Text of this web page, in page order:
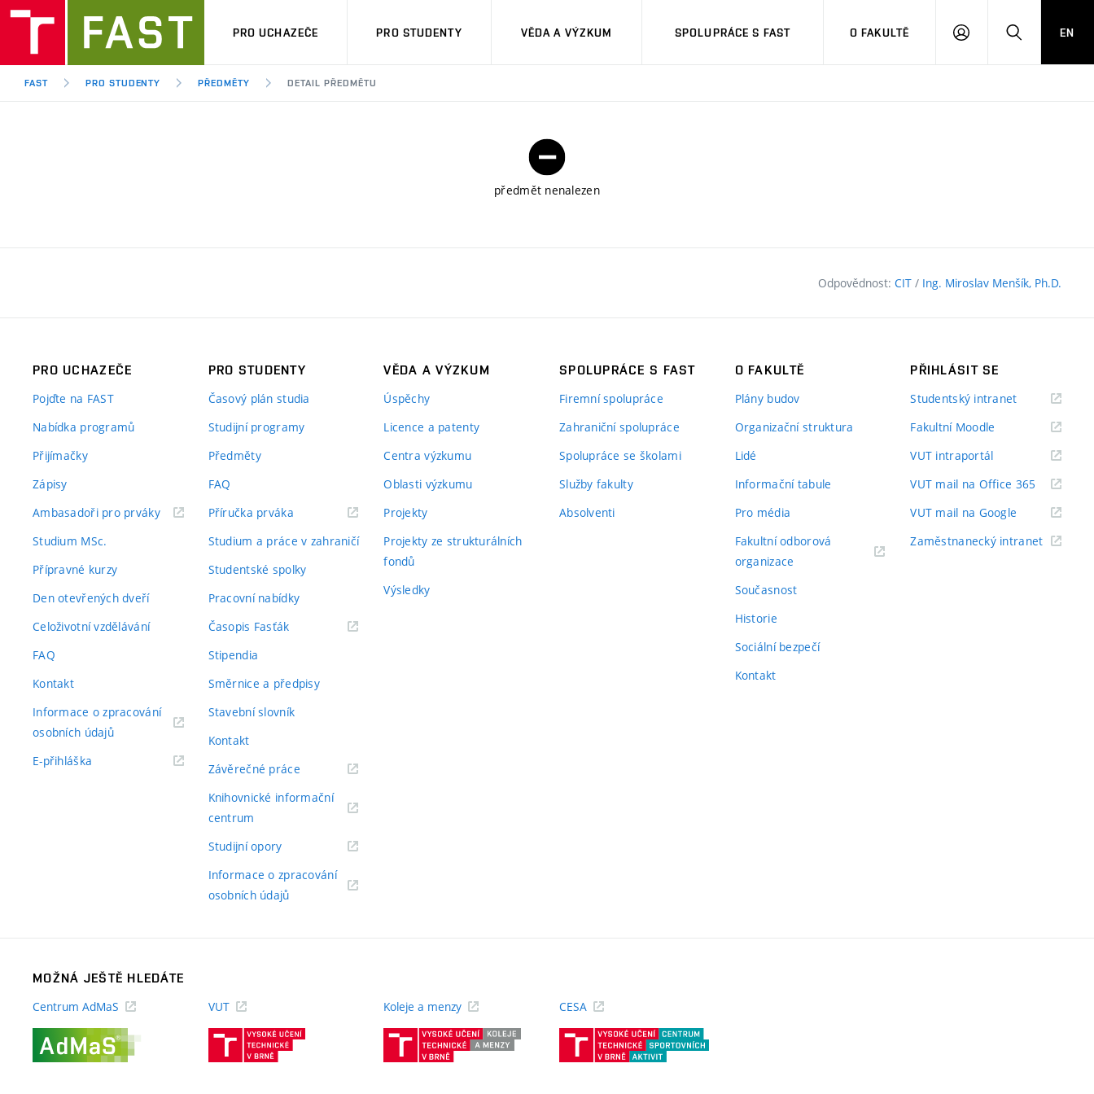
PRO UCHAZEČE PRO STUDENTY VĚDA A VÝZKUM SPOLUPRÁCE S FAST O FAKULTĚ
PŘIHLÁSITHLEDAT
EN
FAST PRO STUDENTY PŘEDMĚTY DETAIL PŘEDMĚTU
předmět nenalezen
Odpovědnost: CIT / Ing. Miroslav Menšík, Ph.D.
PRO UCHAZEČE
Pojďte na FAST
Nabídka programů
Přijímačky
Zápisy
Ambasadoři pro prváky(externí
Studium MSc.
Přípravné kurzy
Den otevřených dveří
Celoživotní vzdělávání
FAQ
Kontakt
Informace o zpracování
osobních údajů(externí
E-přihláška
PRO STUDENTY
Časový plán studia
Studijní programy
Předměty
FAQ
Příručka prváka(externí
Studium a práce v zahraničí
Studentské spolky
Pracovní nabídky
Časopis Fasťák(externí
Stipendia
Směrnice a předpisy
Stavební slovník
Kontakt
Závěrečné práce(externí
Knihovnické informační
centrum
Studijní opory(externí
Informace o zpracování
osobních údajů(externí
VĚDA A VÝZKUM
Úspěchy
Licence a patenty
Centra výzkumu
Oblasti výzkumu
Projekty
Projekty ze strukturálních
fondů
Výsledky
SPOLUPRÁCE S FAST
Firemní spolupráce
Zahraniční spolupráce
Spolupráce se školami
Služby fakulty
Absolventi
O FAKULTĚ
Plány budov
Organizační struktura
Lidé
Informační tabule
Pro média
Fakultní odborová
organizace
Současnost
Historie
Sociální bezpečí
Kontakt
PŘIHLÁSIT SE
Studentský intranet(externí
Fakultní Moodle
VUT intraportál(externí
VUT mail na Office 365 (externí
VUT mail na Google (externí
Zaměstnanecký intranet(externí
MOŽNÁ JEŠTĚ HLEDÁTE
Centrum AdMaS
VUT
(externí
Koleje a menzy
(externí
CESA